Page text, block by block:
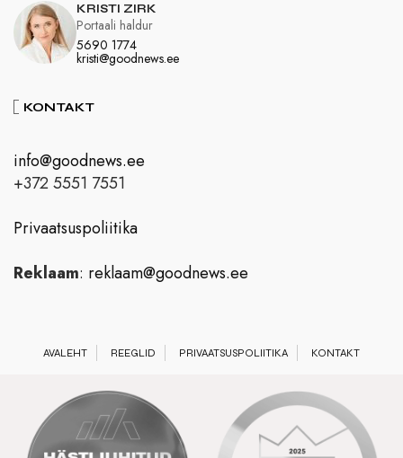
KRISTI ZIRK
5690 1774
kristi@goodnews.ee
Portaali haldur
KONTAKT
info@goodnews.ee
+372 5551 7551
Privaatsuspoliitika
Reklaam: reklaam@goodnews.ee
AVALEHT REEGLID PRIVAATSUSPOLIITIKA KONTAKT